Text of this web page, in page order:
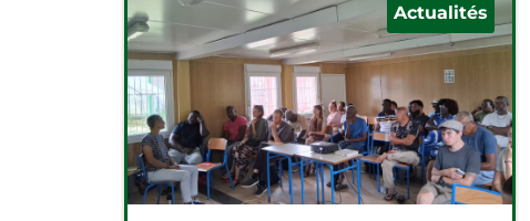
Actualités